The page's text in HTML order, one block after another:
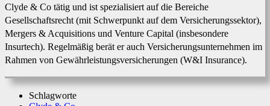
Clyde & Co tätig und ist spezialisiert auf die Bereiche
Gesellschaftsrecht (mit Schwerpunkt auf dem Versicherungssektor),
Mergers & Acquisitions und Venture Capital (insbesondere
Insurtech). Regelmäßig berät er auch Versicherungsunternehmen im
Rahmen von Gewährleistungsversicherungen (W&I Insurance).
Schlagworte